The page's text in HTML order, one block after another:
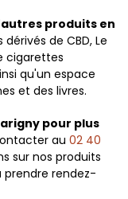
produits en
de CBD, Le
cigarettes
qu'un espace
et des livres.
pour plus
au 02 40
sur nos produits
prendre rendez-